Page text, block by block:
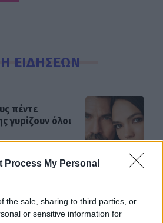
Process My Personal
the sale, sharing to third parties, or
or sensitive information for
ΕΙΔΗΣΕΩΝ
πέντε
γυρίζουν όλοι
από την
Ζωής Λάσκαρη